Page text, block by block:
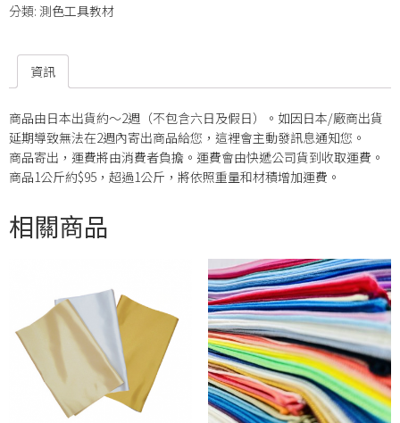
分類: 測色工具教材
資訊
商品由日本出貨約～2週（不包含六日及假日）。如因日本/廠商出貨
延期導致無法在2週內寄出商品給您，這裡會主動發訊息通知您。
商品寄出，運費將由消費者負擔。運費會由快遞公司貨到收取運費。
商品1公斤約$95，超過1公斤，將依照重量和材積增加運費。
相關商品